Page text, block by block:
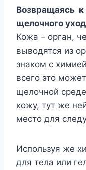
Возвращаясь к
щелочного
Кожа – орган,
выводятся из
знаком с
всего это
щелочной
кожу, тут же
место для
Используя же
для тела или